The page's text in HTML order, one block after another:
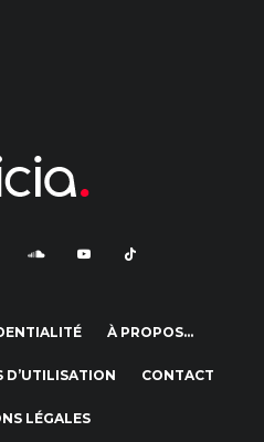
À PROPOS…
D’UTILISATION CONTACT
LÉGALES